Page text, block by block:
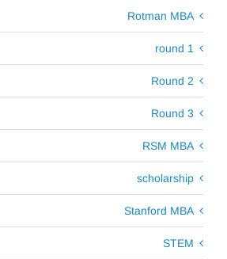
Rotman MBA
round 1
Round 2
Round 3
RSM MBA
scholarship
Stanford MBA
STEM